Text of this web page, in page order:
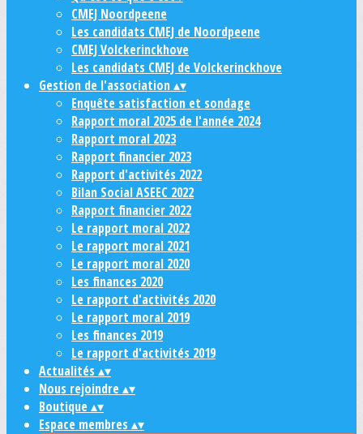
CMEJ Noordpeene
Les candidats CMEJ de Noordpeene
CMEJ Volckerinckhove
Les candidats CMEJ de Volckerinckhove
Gestion de l'association▴▾
Enquête satisfaction et sondage
Rapport moral 2025 de l'année 2024
Rapport moral 2023
Rapport financier 2023
Rapport d'activités 2022
Bilan Social ASEEC 2022
Rapport financier 2022
Le rapport moral 2022
Le rapport moral 2021
Le rapport moral 2020
Les finances 2020
Le rapport d'activités 2020
Le rapport moral 2019
Les finances 2019
Le rapport d'activités 2019
Actualités ▴▾
Nous rejoindre▴▾
Boutique▴▾
Espace membres ▴▾